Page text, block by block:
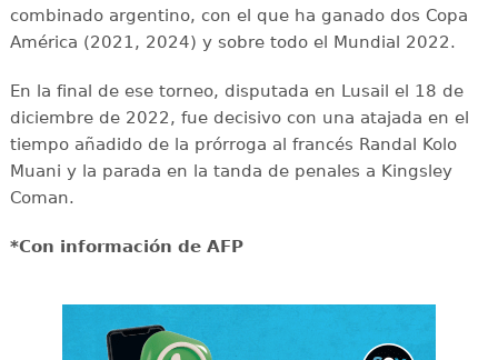
combinado argentino, con el que ha ganado dos Copa
América (2021, 2024) y sobre todo el Mundial 2022.
En la final de ese torneo, disputada en Lusail el 18 de
diciembre de 2022, fue decisivo con una atajada en el
tiempo añadido de la prórroga al francés Randal Kolo
Muani y la parada en la tanda de penales a Kingsley
Coman.
*Con información de AFP